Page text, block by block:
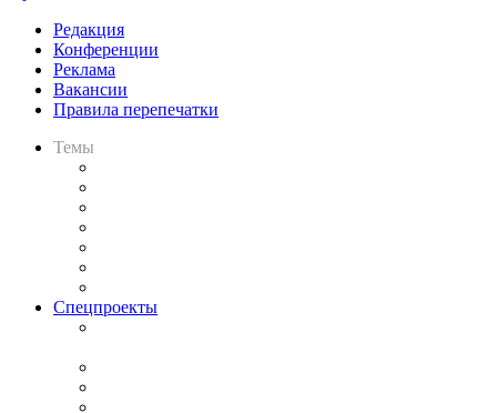
Редакция
Конференции
Реклама
Вакансии
Правила перепечатки
Темы
Спецпроекты